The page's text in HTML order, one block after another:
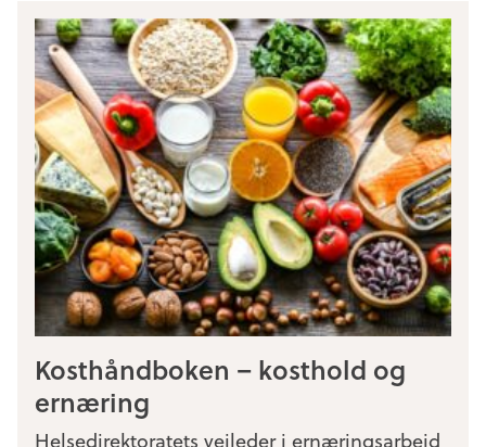
Kosthåndboken – kosthold og
ernæring
Helsedirektoratets veileder i ernæringsarbeid